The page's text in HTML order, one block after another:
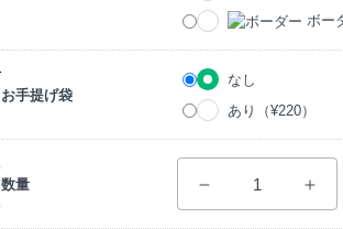
ボー
お手提げ袋
なし
あり
（¥220）
数量